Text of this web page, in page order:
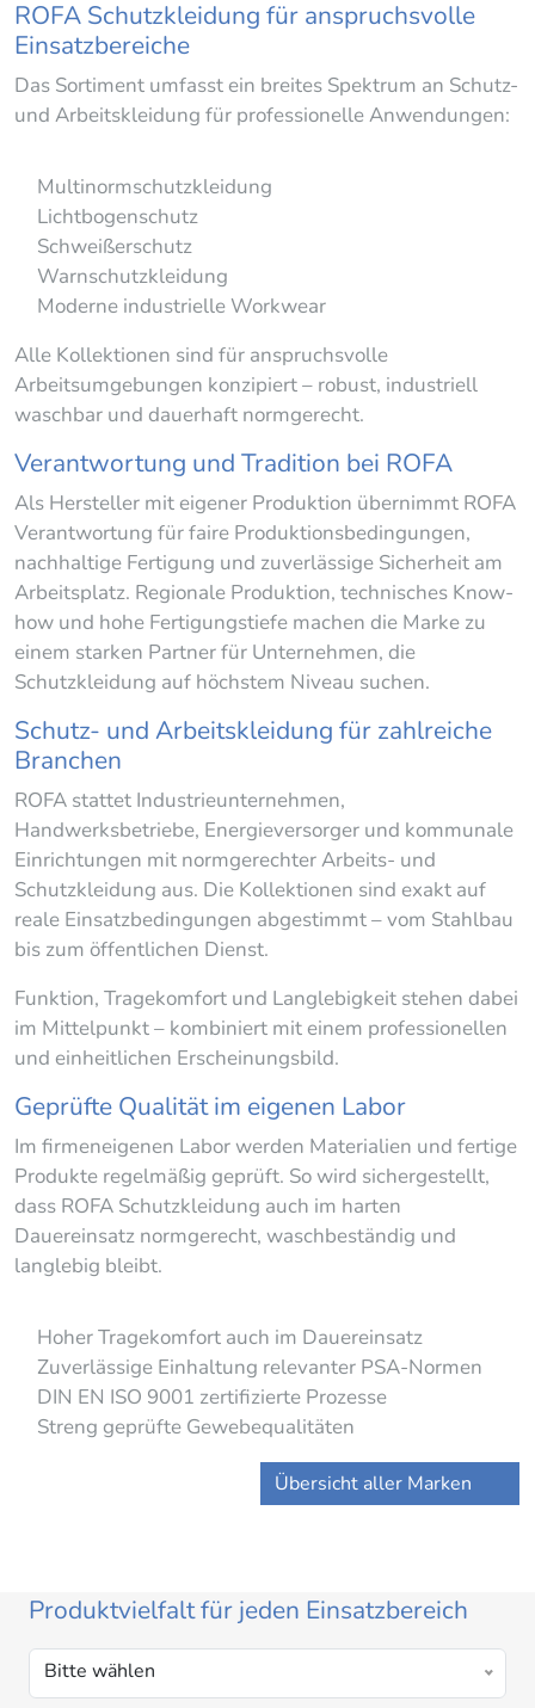
ROFA Schutzkleidung für anspruchsvolle
Einsatzbereiche
Das Sortiment umfasst ein breites Spektrum an Schutz-
und Arbeitskleidung für professionelle Anwendungen:
Multinormschutzkleidung
Lichtbogenschutz
Schweißerschutz
Warnschutzkleidung
Moderne industrielle Workwear
Alle Kollektionen sind für anspruchsvolle
Arbeitsumgebungen konzipiert – robust, industriell
waschbar und dauerhaft normgerecht.
Verantwortung und Tradition bei ROFA
Als Hersteller mit eigener Produktion übernimmt ROFA
Verantwortung für faire Produktionsbedingungen,
nachhaltige Fertigung und zuverlässige Sicherheit am
Arbeitsplatz. Regionale Produktion, technisches Know-
how und hohe Fertigungstiefe machen die Marke zu
einem starken Partner für Unternehmen, die
Schutzkleidung auf höchstem Niveau suchen.
Schutz- und Arbeitskleidung für zahlreiche
Branchen
ROFA stattet Industrieunternehmen,
Handwerksbetriebe, Energieversorger und kommunale
Einrichtungen mit normgerechter Arbeits- und
Schutzkleidung aus. Die Kollektionen sind exakt auf
reale Einsatzbedingungen abgestimmt – vom Stahlbau
bis zum öffentlichen Dienst.
Funktion, Tragekomfort und Langlebigkeit stehen dabei
im Mittelpunkt – kombiniert mit einem professionellen
und einheitlichen Erscheinungsbild.
Geprüfte Qualität im eigenen Labor
Im firmeneigenen Labor werden Materialien und fertige
Produkte regelmäßig geprüft. So wird sichergestellt,
dass ROFA Schutzkleidung auch im harten
Dauereinsatz normgerecht, waschbeständig und
langlebig bleibt.
Hoher Tragekomfort auch im Dauereinsatz
Zuverlässige Einhaltung relevanter PSA-Normen
DIN EN ISO 9001 zertifizierte Prozesse
Streng geprüfte Gewebequalitäten
Übersicht aller Marken
Produktvielfalt für jeden Einsatzbereich
Bitte wählen